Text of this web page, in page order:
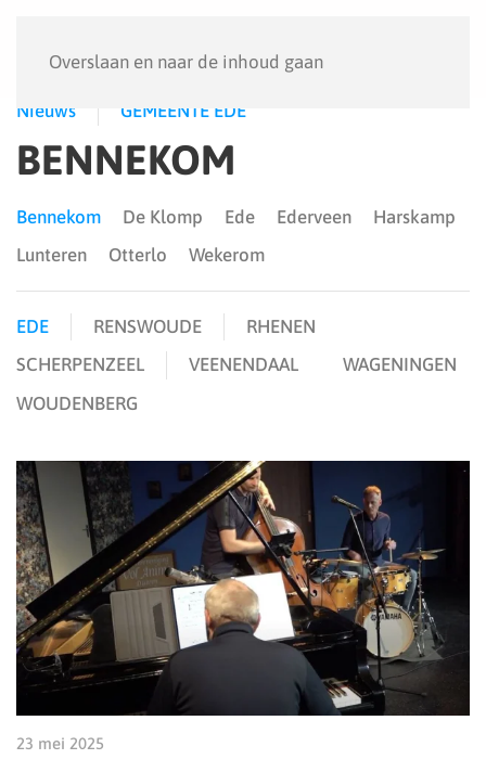
Overslaan en naar de inhoud gaan
Nieuws GEMEENTE EDE
BENNEKOM
Bennekom De Klomp Ede Ederveen
Harskamp
Lunteren
Otterlo Wekerom
EDE RENSWOUDE
RHENEN
SCHERPENZEEL
VEENENDAAL
WAGENINGEN
WOUDENBERG
23 mei 2025